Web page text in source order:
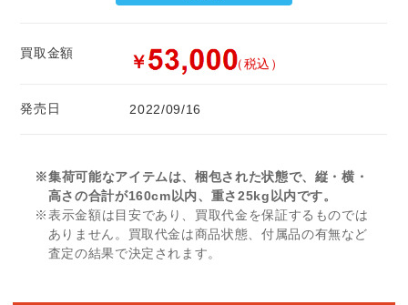
買取金額 ￥ （税込）
発売日 2022/09/16
※集荷可能なアイテムは、梱包された状態で、縦・横・
高さの合計が160cm以内、重さ25kg以内です。
※表示金額は目安であり、買取代金を保証するものでは
ありません。買取代金は商品状態、付属品の有無など
査定の結果で決定されます。